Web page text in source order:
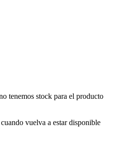
tenemos stock para el producto
vuelva a estar disponible